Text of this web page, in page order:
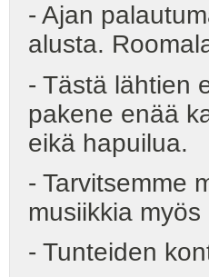
- Ajan
alusta.
- Tästä lähtien
pakene enää
eikä hapuilua.
- Tarvitsemme
musiikkia
- Tunteiden